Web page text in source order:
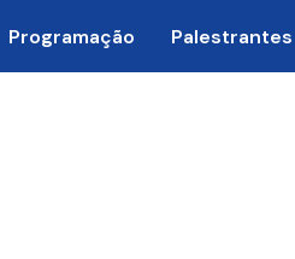
Programação Palestrantes